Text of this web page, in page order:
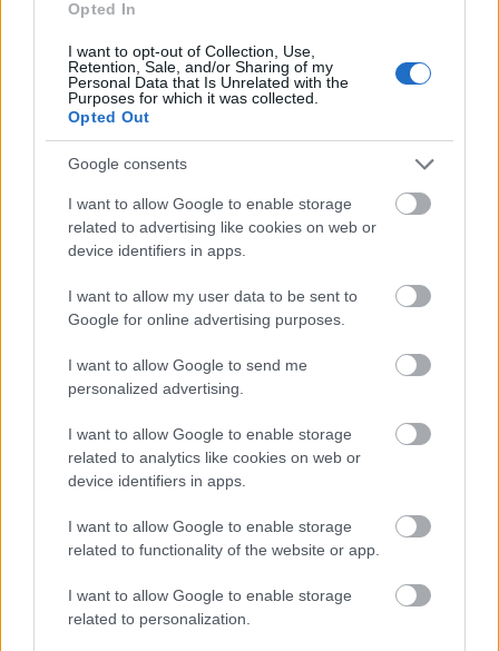
Opted In
I want to opt-out of Collection, Use,
Retention, Sale, and/or Sharing of my
Personal Data that Is Unrelated with the
Purposes for which it was collected.
Opted Out
Google consents
I want to allow Google to enable storage
related to advertising like cookies on web or
device identifiers in apps.
I want to allow my user data to be sent to
Google for online advertising purposes.
I want to allow Google to send me
personalized advertising.
I want to allow Google to enable storage
related to analytics like cookies on web or
device identifiers in apps.
I want to allow Google to enable storage
related to functionality of the website or app.
I want to allow Google to enable storage
related to personalization.
圖片說明
這張高解析度的風景美食照片展現了一系列誘人的創意
生菜捲，它們擺放在質樸的木質托盤上，托盤置於光滑
的冷色調桌面之上。構圖突顯了新鮮、色彩繽紛且健康
的食材，這些食材被精心包裹在清脆翠綠的生菜葉中，
宛如天然的包裹層。柔和的自然光線明亮地照亮了畫
面，凸顯了每種食材的新鮮度和鮮活質感，同時保持了
簡潔現代的烹飪美感。淺景深營造出優雅專業的視覺效
果，使前景的生菜捲清晰銳利，而背景則柔和虛化。
生菜葉斜鋪在木板上，構成一幅動感十足的視覺畫面，
引導觀者的目光自然地從前景移向背景。每張生菜葉都
色的調味豆腐碎、切成細絲的紫甘藍、胡蘿蔔絲、紅甜
椒丁、綿軟的酪梨塊、蔥花以及撒在上面的芝麻。繽紛
的色彩與翠綠的生菜葉形成鮮明對比，突顯了食材的新
鮮度和營養價值。
生菜本身看起來清脆水潤，紋理清晰可見，輕柔的褶皺
自然地包裹著餡料。鮮亮的綠色葉片為畫面增添了健康
清爽的視覺效果。餡料巧妙地層層鋪疊，營造出豐富的